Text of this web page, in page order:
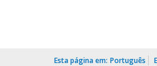
Esta página em: Português